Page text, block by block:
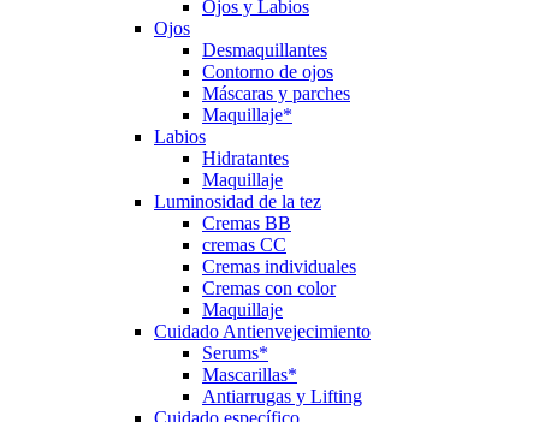
Ojos y Labios
Ojos
Desmaquillantes
Contorno de ojos
Máscaras y parches
Maquillaje*
Labios
Hidratantes
Maquillaje
Luminosidad de la tez
Cremas BB
cremas CC
Cremas individuales
Cremas con color
Maquillaje
Cuidado Antienvejecimiento
Serums*
Mascarillas*
Antiarrugas y Lifting